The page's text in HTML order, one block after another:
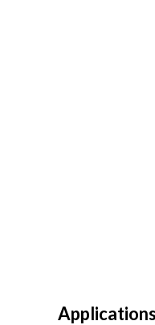
Applications